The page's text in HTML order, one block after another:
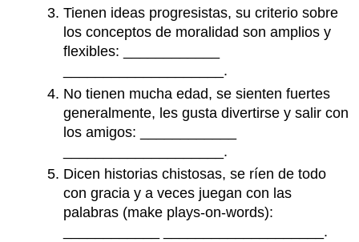
Tienen ideas progresistas, su criterio sobre
los conceptos de moralidad son amplios y
flexibles: ____________
____________________.
No tienen mucha edad, se sienten fuertes
generalmente, les gusta divertirse y salir con
los amigos: ____________
____________________.
Dicen historias chistosas, se ríen de todo
con gracia y a veces juegan con las
palabras (make plays-on-words):
____________ ____________________.